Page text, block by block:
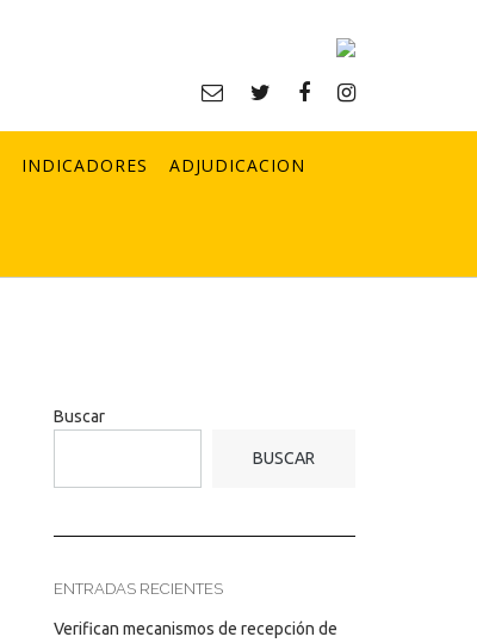
INDICADORES ADJUDICACION
Buscar
BUSCAR
ENTRADAS RECIENTES
Verifican mecanismos de recepción de